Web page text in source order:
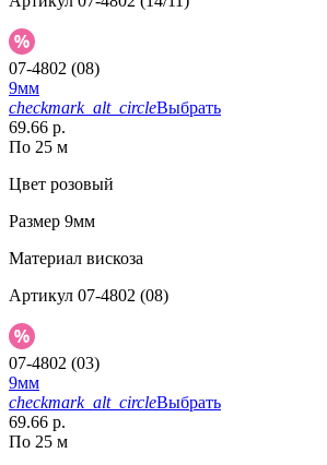
07-4802 (08)
9мм
checkmark_alt_circleВыбрать
69.66 р.
По 25 м
Цвет розовый
Размер 9мм
Материал вискоза
Артикул 07-4802 (08)
07-4802 (03)
9мм
checkmark_alt_circleВыбрать
69.66 р.
По 25 м